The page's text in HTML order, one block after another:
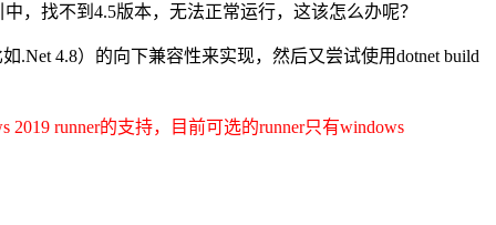
，找不到4.5版本，无法正常运行，这该怎么办呢？
.Net 4.8）的向下兼容性来实现，然后又尝试使用dotnet build
2019 runner的支持，目前可选的runner只有windows